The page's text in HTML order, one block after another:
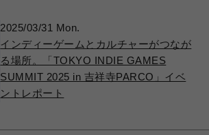
2025/03/31 Mon.
インディーゲームとカルチャーがつなが
る場所。「TOKYO INDIE GAMES
SUMMIT 2025 in 吉祥寺PARCO」イベ
ントレポート